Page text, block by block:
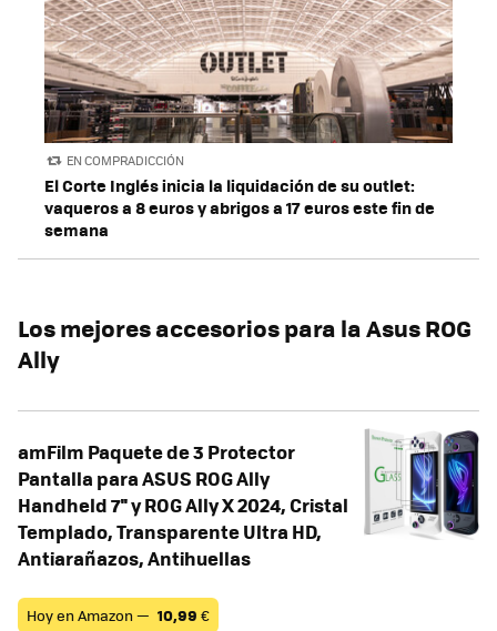
EN COMPRADICCIÓN
El Corte Inglés inicia la liquidación de su outlet:
vaqueros a 8 euros y abrigos a 17 euros este fin de
semana
Los mejores accesorios para la Asus ROG
Ally
amFilm Paquete de 3 Protector
Pantalla para ASUS ROG Ally
Handheld 7'' y ROG Ally X 2024, Cristal
Templado, Transparente Ultra HD,
Antiarañazos, Antihuellas
Hoy en Amazon — 10,99 €